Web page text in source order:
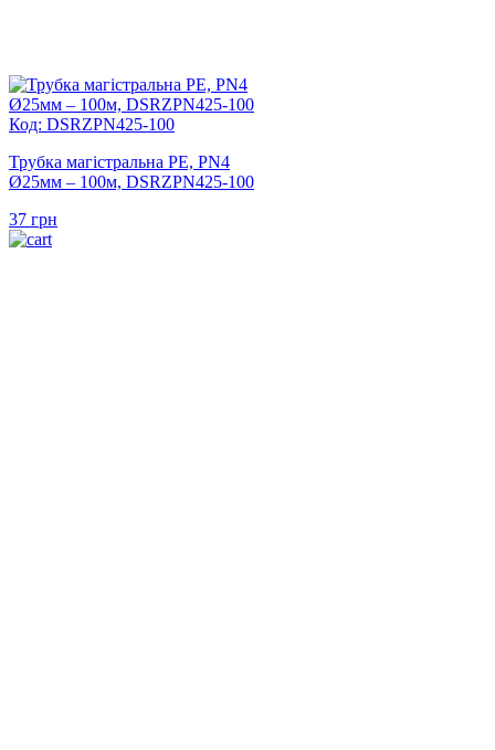
Код: DSRZPN425-100
Трубка магістральна PE, PN4
Ø25мм – 100м, DSRZPN425-100
37 грн